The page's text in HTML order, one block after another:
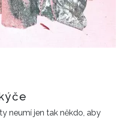
neumí jen tak někdo, aby